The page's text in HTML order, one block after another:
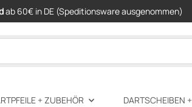
ab 60€ in DE (Speditionsware ausgenommen)
+ ZUBEHÖR DARTSCHEIBEN